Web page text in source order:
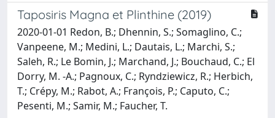
Taposiris Magna et Plinthine (2019)
2020-01-01 Redon, B.; Dhennin, S.; Somaglino, C.;
Vanpeene, M.; Medini, L.; Dautais, L.; Marchi, S.;
Saleh, R.; Le Bomin, J.; Marchand, J.; Bouchaud, C.; El
Dorry, M. -A.; Pagnoux, C.; Ryndziewicz, R.; Herbich,
T.; Crépy, M.; Rabot, A.; François, P.; Caputo, C.;
Pesenti, M.; Samir, M.; Faucher, T.